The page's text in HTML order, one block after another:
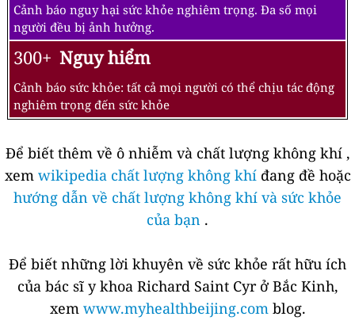
Cảnh báo nguy hại sức khỏe nghiêm trọng. Đa số mọi
người đều bị ảnh hưởng.
300+ Nguy hiểm
Cảnh báo sức khỏe: tất cả mọi người có thể chịu tác động
nghiêm trọng đến sức khỏe
Để biết thêm về ô nhiễm và chất lượng không khí ,
xem wikipedia chất lượng không khíđang đề hoặc
hướng dẫn về chất lượng không khí và sức khỏe
của bạn .
Để biết những lời khuyên về sức khỏe rất hữu ích
của bác sĩ y khoa Richard Saint Cyr ở Bắc Kinh,
xem www.myhealthbeijing.com blog.